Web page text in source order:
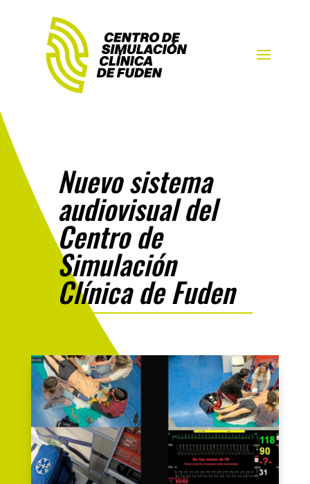
Nuevo sistema
audiovisual del
Centro de
Simulación
Clínica de Fuden